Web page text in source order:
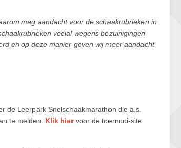
mag aandacht voor de schaakrubrieken in
veelal wegens bezuinigingen
en op deze manier geven wij meer aandacht
de Leerpark Snelschaakmarathon die a.s.
te melden. Klik hiervoor de toernooi-site.